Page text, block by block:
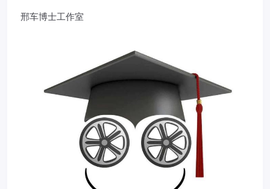
邢车博士工作室